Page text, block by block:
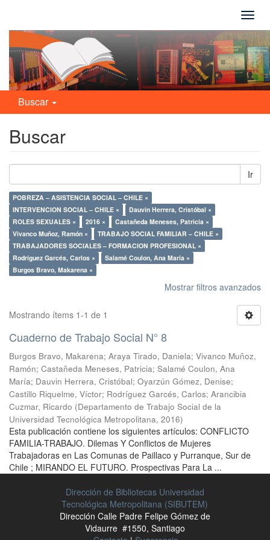
Buscar
Buscar
Ir
POBREZA – ASISTENCIA SOCIAL – CHILE ×
INTERVENCION SOCIAL – CHILE ×
Dauvin Herrera, Cristóbal ×
ROLES SEXUALES ×
2016 ×
Castañeda Meneses, Patricia ×
Vivanco Muñoz, Ramón ×
TRABAJO SOCIAL FAMILIAR – CHILE ×
TRABAJADORES SOCIALES – FORMACION PROFESIONAL ×
Rodríguez Garcés, Carlos ×
Salamé Coulon, Ana María ×
Burgos Bravo, Makarena ×
Mostrar filtros avanzados
Mostrando ítems 1-1 de 1
Cuaderno de Trabajo Social N° 8
Burgos Bravo, Makarena; Araya Tirado, Daniela; Vivanco Muñoz,
Ramón; Castañeda Meneses, Patricia; Salamé Coulon, Ana
María; Dauvin Herrera, Cristóbal; Oyarzún Gómez, Denise;
Castillo Riquelme, Víctor; Rodríguez Garcés, Carlos; Arancibia
Cuzmar, Ricardo (Departamento de Trabajo Social de la
Universidad Tecnológica Metropolitana, 2016)
Esta publicación contiene los siguientes artículos: CONFLICTO
FAMILIA-TRABAJO. Dilemas Y Conflictos de Mujeres
Trabajadoras en Las Comunas de Paillaco y Purranque, Sur de
Chile ; MIRANDO EL FUTURO. Prospectivas Para La ...
Dirección de Bibliotecas Universidad
Tecnológica Metropolitana (SIBUTEM)
Dirección Calle Padre Felipe Gómez de
Vidaurre #1550, Santiago